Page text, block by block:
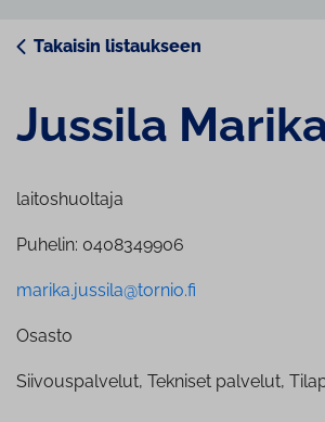
Takaisin listaukseen
Jussila
laitoshuoltaja
Puhelin: 0408349906
marika.jussila@tornio.fi
Osasto
Siivouspalvelut, Tekniset palvelut,